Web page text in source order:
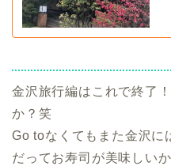
金沢旅行編はこれで終了
か？笑
Go toなくてもまた金沢に
だってお寿司が美味しい